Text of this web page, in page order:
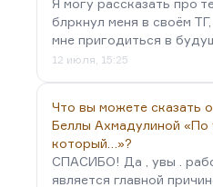
Я могу рассказать про
блркнул меня в своём
мне пригодиться в
12 июля, 15:25
Что вы можете сказать
Беллы Ахмадулиной «По
который…»?
СПАСИБО! Да , увы .
является главной